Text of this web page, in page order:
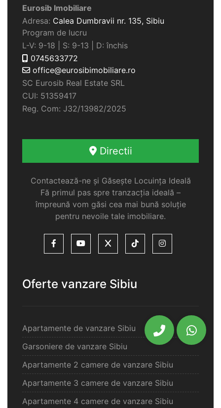
Eurosib Imobiliare
Adresa: Calea Dumbravii nr. 135, Sibiu
Program de lucru
L-V: 9-18 | S: 9-13 | D: închis
0745633772
office@eurosibimobiliare.ro
SC Eurosib Real Estate SRL
CUI: 51359417
Reg. Com: J32/13982/2025
Directii
Contactează-ne și Găsește Locuința Ideală
Fă primul pas spre tranzacția ideală –
împreună vom găsi cea mai bună soluție
pentru nevoile tale imobiliare.
Oferte vanzare Sibiu
Apartamente de vanzare Sibiu
Garsoniere de vanzare Sibiu
Apartamente 2 camere de vanzare Sibiu
Apartamente 3 camere de vanzare Sibiu
Apartamente 4 camere de vanzare Sibiu